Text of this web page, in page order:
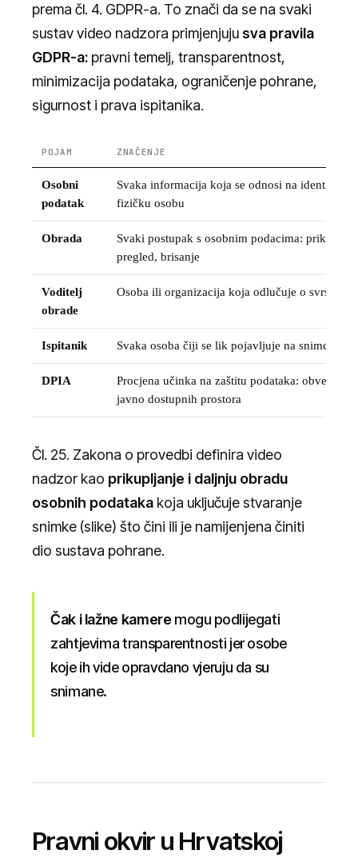
prema čl. 4. GDPR-a. To znači da se na svaki
sustav video nadzora primjenjujusva pravila
GDPR-a: pravni temelj, transparentnost,
minimizacija podataka, ograničenje pohrane,
sigurnost i prava ispitanika.
POJAM ZNAČENJE
Osobni
podatak
Svaka informacija koja se odnosi na
fizičku osobu
Obrada
Svaki postupak s osobnim podacima:
pregled, brisanje
Voditelj
obrade
Osoba ili organizacija koja odlučuje o svrsi i
Ispitanik Svaka osoba čiji se lik pojavljuje na snimci
DPIA
Procjena učinka na zaštitu podataka: obvezna
javno dostupnih prostora
Čl. 25. Zakona o provedbi definira video
nadzor kao prikupljanje i daljnju obradu
osobnih podataka koja uključuje stvaranje
snimke (slike) što čini ili je namijenjena činiti
dio sustava pohrane.
Čak i lažne kamere mogu podlijegati
zahtjevima transparentnosti jer osobe
koje ih vide opravdano vjeruju da su
snimane.
Pravni okvir u Hrvatskoj